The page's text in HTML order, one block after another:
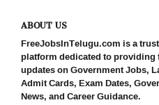
ABOUT US
FreeJobsInTelugu.com is a
platform dedicated to providing
updates on Government Jobs,
Admit Cards, Exam Dates,
News, and Career Guidance.